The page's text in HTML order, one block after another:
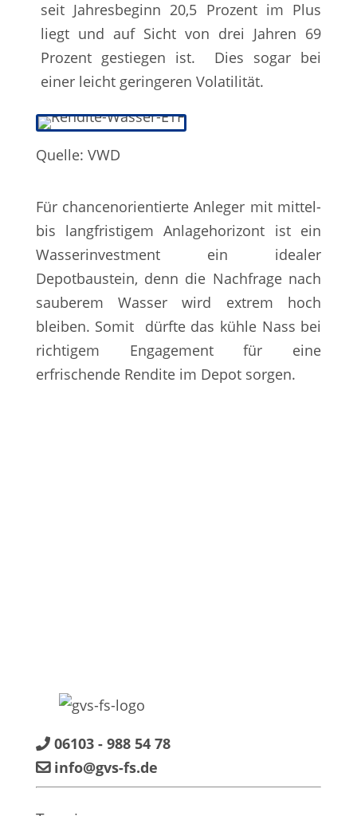
seit Jahresbeginn 20,5 Prozent im Plus
liegt und auf Sicht von drei Jahren 69
Prozent gestiegen ist. Dies sogar bei
einer leicht geringeren Volatilität.
Quelle: VWD
Für chancenorientierte Anleger mit mittel-
bis langfristigem Anlagehorizont ist ein
Wasserinvestment ein idealer
Depotbaustein, denn die Nachfrage nach
sauberem Wasser wird extrem hoch
bleiben. Somit dürfte das kühle Nass bei
richtigem Engagement für eine
erfrischende Rendite im Depot sorgen.
06103 - 988 54 78
info@gvs-fs.de